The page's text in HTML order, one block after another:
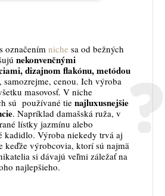
označením niche sa od bežných
nekonvenčnými
dizajnom flakónu, metódou
samozrejme, cenou. Ich výroba
masovosť. V niche
sú používané tie najluxusnejšie
. Napríklad damašská ruža, v
lístky jazmínu alebo
kadidlo. Výroba niekedy trvá aj
keďže výrobcovia, ktorí sú najmä
si dávajú veľmi záležať na
najlepšieho.